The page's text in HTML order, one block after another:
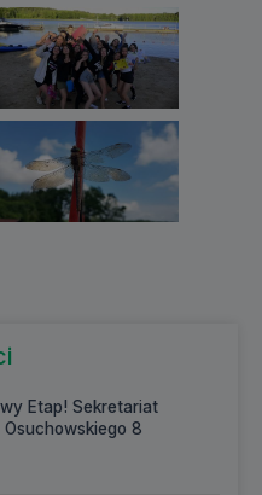
Etap! Sekretariat
8